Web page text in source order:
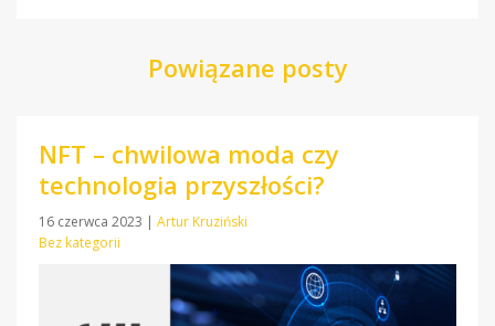
Powiązane posty
NFT – chwilowa moda czy
technologia przyszłości?
16 czerwca 2023 | Artur Kruziński
Bez kategorii